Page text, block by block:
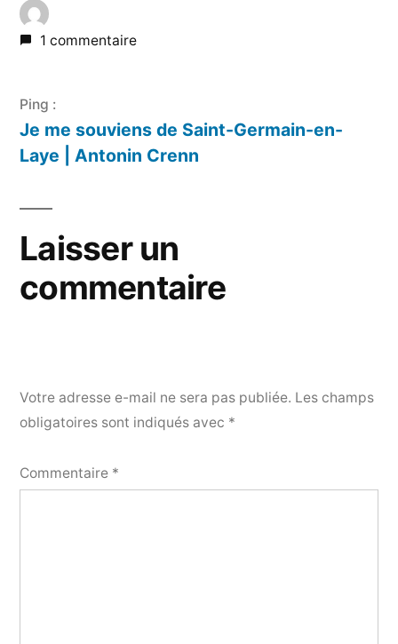
1 commentaire
Ping :
Je me souviens de Saint-Germain-en-
Laye | Antonin Crenn
Laisser un
commentaire
Votre adresse e-mail ne sera pas publiée. Les champs
obligatoires sont indiqués avec *
Commentaire *